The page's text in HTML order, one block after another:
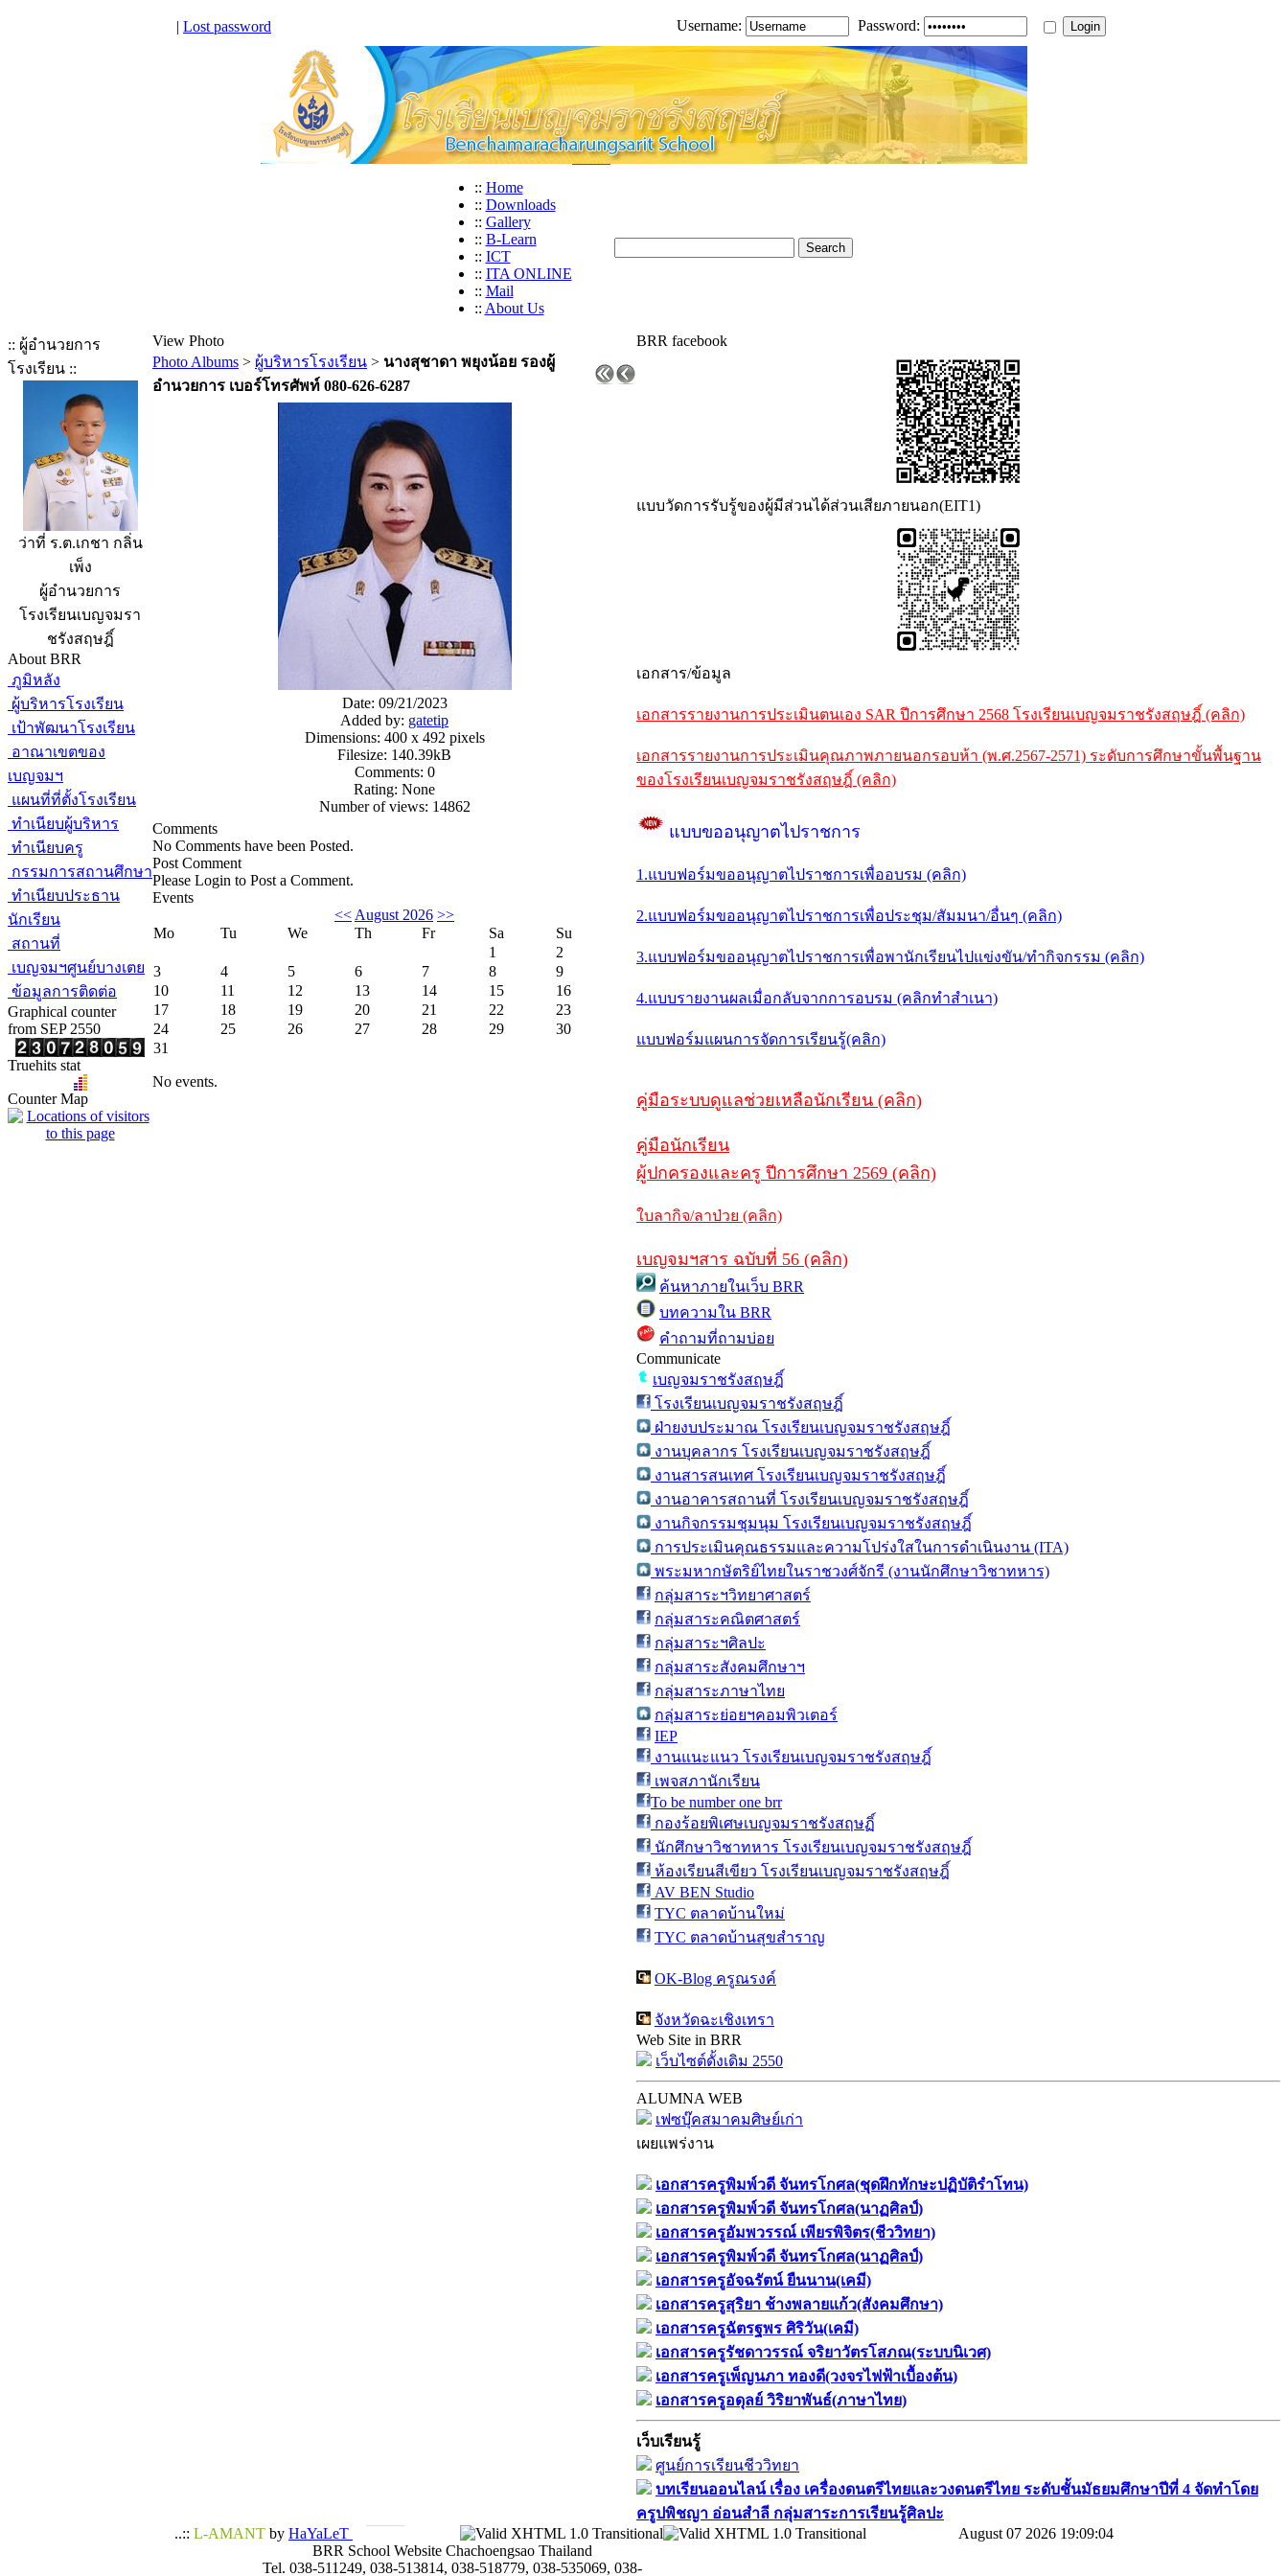
| Lost password Username: Password:
:: Home
:: Downloads
:: Gallery
:: B-Learn
:: ICT
:: ITA ONLINE
:: Mail
:: About Us
:: ผู้อำนวยการ
โรงเรียน ::
ว่าที่ ร.ต.เกชา กลิ่น
เพ็ง
ผู้อำนวยการ
โรงเรียนเบญจมรา
ชรังสฤษฎิ์
About BRR
ภูมิหลัง
ผู้บริหารโรงเรียน
เป้าพัฒนาโรงเรียน
อาณาเขตของ
เบญจมฯ
แผนที่ที่ตั้งโรงเรียน
ทำเนียบผู้บริหาร
ทำเนียบครู
กรรมการสถานศึกษา
ทำเนียบประธาน
นักเรียน
สถานที่
เบญจมฯศูนย์บางเตย
ข้อมูลการติดต่อ
Graphical counter
from SEP 2550
Truehits stat
Counter Map
View Photo
Photo Albums > ผู้บริหารโรงเรียน > นางสุชาดา พยุงน้อย รองผู้
อำนวยการ เบอร์โทรศัพท์ 080-626-6287
Date: 09/21/2023
Added by: gatetip
Dimensions: 400 x 492 pixels
Filesize: 140.39kB
Comments: 0
Rating: None
Number of views: 14862
Comments
No Comments have been Posted.
Post Comment
Please Login to Post a Comment.
Events
<< August 2026 >>
Mo
Tu We Th Fr Sa
Su
1
2
3
4 5 6 7 8
9
10
11 12 13 14 15
16
17
18 19 20 21 22
23
24
25 26 27 28 29
30
31
No events.
BRR facebook
แบบวัดการรับรู้ของผู้มีส่วนได้ส่วนเสียภายนอก(EIT1)
เอกสาร/ข้อมูล
เอกสารรายงานการประเมินตนเอง SAR ปีการศึกษา 2568 โรงเรียนเบญจมราชรังสฤษฎิ์ (คลิก)
เอกสารรายงานการประเมินคุณภาพภายนอกรอบห้า (พ.ศ.2567-2571) ระดับการศึกษาขั้นพื้นฐาน
ของโรงเรียนเบญจมราชรังสฤษฎิ์ (คลิก)
แบบขออนุญาตไปราชการ
1.แบบฟอร์มขออนุญาตไปราชการเพื่ออบรม (คลิก)
2.แบบฟอร์มขออนุญาตไปราชการเพื่อประชุม/สัมมนา/อื่นๆ (คลิก)
3.แบบฟอร์มขออนุญาตไปราชการเพื่อพานักเรียนไปแข่งขัน/ทำกิจกรรม (คลิก)
4.แบบรายงานผลเมื่อกลับจากการอบรม (คลิกทำสำเนา)
แบบฟอร์มแผนการจัดการเรียนรู้(คลิก)
คู่มือระบบดูแลช่วยเหลือนักเรียน (คลิก)
คู่มือนักเรียน
ผู้ปกครองและครู ปีการศึกษา 2569 (คลิก)
ใบลากิจ/ลาป่วย (คลิก)
เบญจมฯสาร ฉบับที่ 56 (คลิก)
ค้นหาภายในเว็บ BRR
บทความใน BRR
คำถามที่ถามบ่อย
Communicate
เบญจมราชรังสฤษฎิ์
โรงเรียนเบญจมราชรังสฤษฎิ์
ฝ่ายงบประมาณ โรงเรียนเบญจมราชรังสฤษฎิ์
งานบุคลากร โรงเรียนเบญจมราชรังสฤษฎิ์
งานสารสนเทศ โรงเรียนเบญจมราชรังสฤษฎิ์
งานอาคารสถานที่ โรงเรียนเบญจมราชรังสฤษฎิ์
งานกิจกรรมชุมนุม โรงเรียนเบญจมราชรังสฤษฎิ์
การประเมินคุณธรรมและความโปร่งใสในการดำเนินงาน (ITA)
พระมหากษัตริย์ไทยในราชวงศ์จักรี (งานนักศึกษาวิชาทหาร)
กลุ่มสาระฯวิทยาศาสตร์
กลุ่มสาระคณิตศาสตร์
กลุ่มสาระฯศิลปะ
กลุ่มสาระสังคมศึกษาฯ
กลุ่มสาระภาษาไทย
กลุ่มสาระย่อยฯคอมพิวเตอร์
IEP
งานแนะแนว โรงเรียนเบญจมราชรังสฤษฎิ์
เพจสภานักเรียน
To be number one brr
กองร้อยพิเศษเบญจมราชรังสฤษฏิ์
นักศึกษาวิชาทหาร โรงเรียนเบญจมราชรังสฤษฎิ์
ห้องเรียนสีเขียว โรงเรียนเบญจมราชรังสฤษฎิ์
AV BEN Studio
TYC ตลาดบ้านใหม่
TYC ตลาดบ้านสุขสำราญ
OK-Blog ครูณรงค์
จังหวัดฉะเชิงเทรา
Web Site in BRR
เว็บไซต์ดั้งเดิม 2550
ALUMNA WEB
เฟซบุ๊คสมาคมศิษย์เก่า
เผยแพร่งาน
เอกสารครูพิมพ์วดี จันทรโกศล(ชุดฝึกทักษะปฏิบัติรำโทน)
เอกสารครูพิมพ์วดี จันทรโกศล(นาฏศิลป์)
เอกสารครูอัมพวรรณ์ เพียรพิจิตร(ชีววิทยา)
เอกสารครูพิมพ์วดี จันทรโกศล(นาฏศิลป์)
เอกสารครูอัจฉรัตน์ ยืนนาน(เคมี)
เอกสารครูสุริยา ช้างพลายแก้ว(สังคมศึกษา)
เอกสารครูฉัตรฐพร ศิริวัน(เคมี)
เอกสารครูรัชดาวรรณ์ จริยาวัตรโสภณ(ระบบนิเวศ)
เอกสารครูเพ็ญนภา ทองดี(วงจรไฟฟ้าเบื้องต้น)
เอกสารครูอดุลย์ วิริยาพันธ์(ภาษาไทย)
เว็บเรียนรู้
ศูนย์การเรียนชีววิทยา
บทเรียนออนไลน์​ เรื่อง​ เครื่องดนตรีไทยและวงดนตรีไทย​ ระดับชั้นมัธยมศึกษาปีที่​ 4​ จัดทำโดย​
ครูปพิชญา​ อ่อนสำลี​ กลุ่มสาระการเรียนรู้ศิลปะ
..:: L-AMANT by HaYaLeT
August 07 2026 19:09:04
BRR School Website Chachoengsao Thailand
Tel. 038-511249, 038-513814, 038-518779, 038-535069, 038-